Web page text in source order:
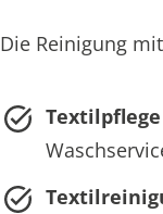
Die Reinigung
Textilpflege